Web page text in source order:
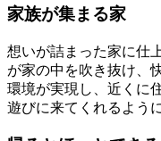
家族が集まる家
想いが詰まった家に仕
が家の中を吹き抜け、
環境が実現し、近くに
遊びに来てくれるよう